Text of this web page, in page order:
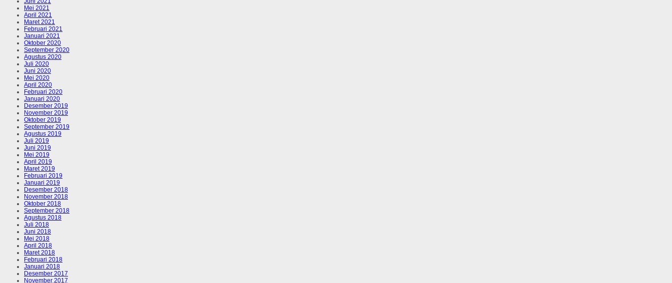
Mei 2021
April 2021
Maret 2021
Februari 2021
Januari 2021
Oktober 2020
September 2020
Agustus 2020
Juli 2020
Juni 2020
Mei 2020
April 2020
Februari 2020
Januari 2020
Desember 2019
November 2019
Oktober 2019
September 2019
Agustus 2019
Juli 2019
Juni 2019
Mei 2019
April 2019
Maret 2019
Februari 2019
Januari 2019
Desember 2018
November 2018
Oktober 2018
September 2018
Agustus 2018
Juli 2018
Juni 2018
Mei 2018
April 2018
Maret 2018
Februari 2018
Januari 2018
Desember 2017
November 2017